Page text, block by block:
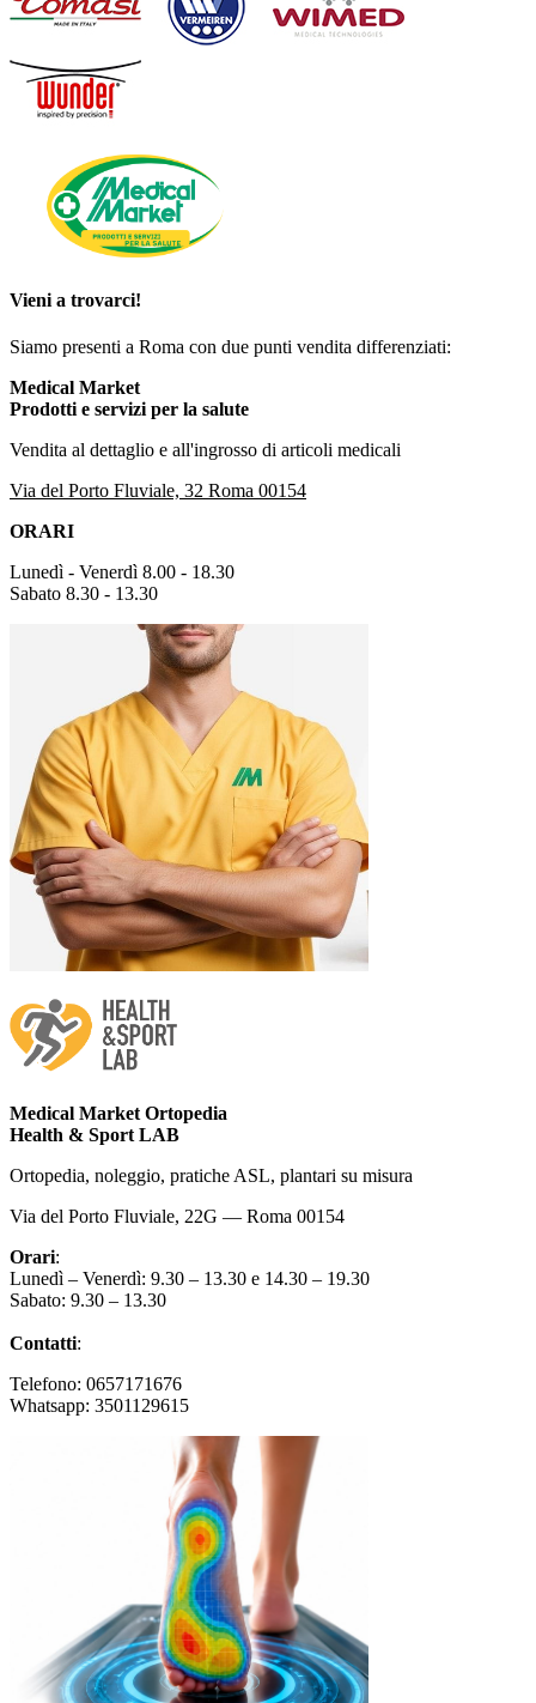
Vieni a trovarci!
Siamo presenti a Roma con due punti vendita differenziati:
Medical Market
Prodotti e servizi per la salute
Vendita al dettaglio e all'ingrosso di articoli medicali
Via del Porto Fluviale, 32 Roma 00154
ORARI
Lunedì - Venerdì 8.00 - 18.30
Sabato 8.30 - 13.30
Medical Market Ortopedia
Health & Sport LAB
Ortopedia, noleggio, pratiche ASL, plantari su misura
Via del Porto Fluviale, 22G — Roma 00154
Orari:
Lunedì – Venerdì: 9.30 – 13.30 e 14.30 – 19.30
Sabato: 9.30 – 13.30
Contatti:
Telefono: 0657171676
Whatsapp: 3501129615